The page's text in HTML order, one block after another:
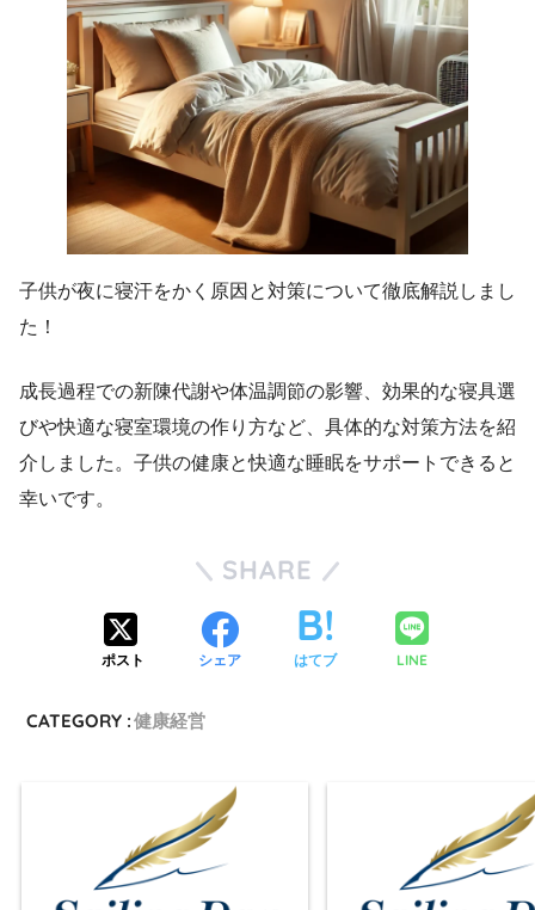
子供が夜に寝汗をかく原因と対策について徹底解説しまし
た！
成長過程での新陳代謝や体温調節の影響、効果的な寝具選
びや快適な寝室環境の作り方など、具体的な対策方法を紹
介しました。子供の健康と快適な睡眠をサポートできると
幸いです。
SHARE
ポスト シェア はてブ LINE
CATEGORY :健康経営